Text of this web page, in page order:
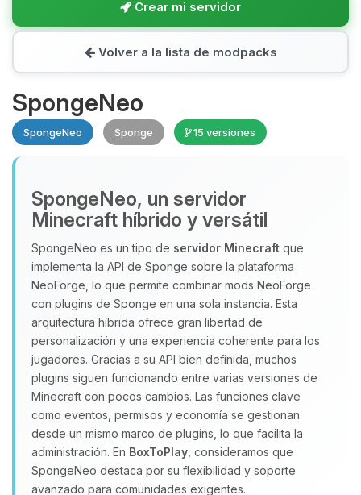
Crear mi servidor
Volver a la lista de modpacks
SpongeNeo
SpongeNeo Sponge 15 versiones
SpongeNeo, un servidor
Minecraft híbrido y versátil
SpongeNeo es un tipo de servidor Minecraft que
implementa la API de Sponge sobre la plataforma
NeoForge, lo que permite combinar mods NeoForge
con plugins de Sponge en una sola instancia. Esta
arquitectura híbrida ofrece gran libertad de
personalización y una experiencia coherente para los
jugadores. Gracias a su API bien definida, muchos
plugins siguen funcionando entre varias versiones de
Minecraft con pocos cambios. Las funciones clave
como eventos, permisos y economía se gestionan
desde un mismo marco de plugins, lo que facilita la
administración. En BoxToPlay , consideramos que
SpongeNeo destaca por su flexibilidad y soporte
avanzado para comunidades exigentes.
Yupi, por fin alguien con quien
hablar! Soy Choupy, tu pequeno
asistente de BoxToPlay. Cuentame
que necesitas y moveré mis
pequenos circuitos para ayudarte.
08/08/2026 22:44